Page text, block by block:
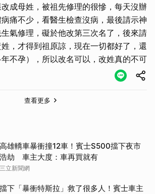
成母姓，被祖先修理的很慘，每天沒辦
痛不少，看醫生檢查沒病，最後請示神
氣修理，礙於他改第三次名了，後來請
，才得到祖原諒，現在一切都好了，還
不孕），所以改名可以，改姓真的不可
查看更多
高雄轎車暴衝撞12車！賓士S500擋下夜市
浩劫 車主大度：車再買就有
三立新聞網
擋下「暴衝特斯拉」救了很多人！賓士車主
消